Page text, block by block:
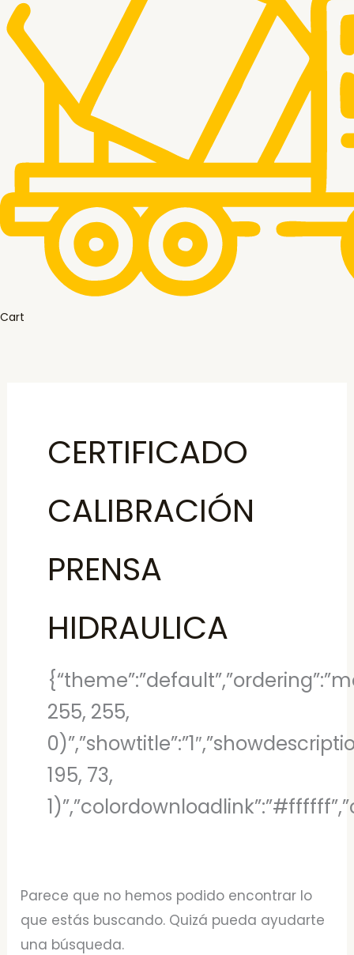
Cart
CERTIFICADO
CALIBRACIÓN
PRENSA
HIDRAULICA
255, 255,
195, 73,
Parece que no hemos podido encontrar lo
que estás buscando. Quizá pueda ayudarte
una búsqueda.